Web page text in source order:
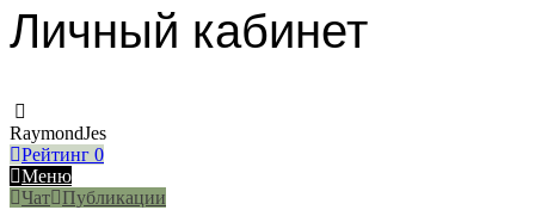
Личный кабинет
RaymondJes
Рейтинг 0
Меню
Чат Публикации